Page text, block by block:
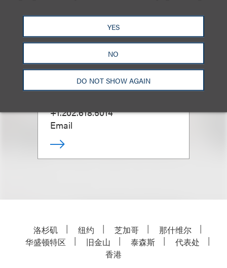
YES
NO
DO NOT SHOW AGAIN
Marcus S. Owens
合伙人
+1.202.618.5014
Email
洛杉矶 纽约 芝加哥
那什维尔
华盛顿特区
旧金山 泰森斯
代表处
香港